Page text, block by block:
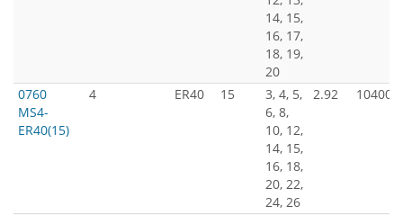
14, 15,
16, 17,
18, 19,
20
0760
MS4-
ER40(15)
4 ER40 15
3, 4, 5,
6, 8,
10, 12,
14, 15,
16, 18,
20, 22,
24, 26
2.92 10400